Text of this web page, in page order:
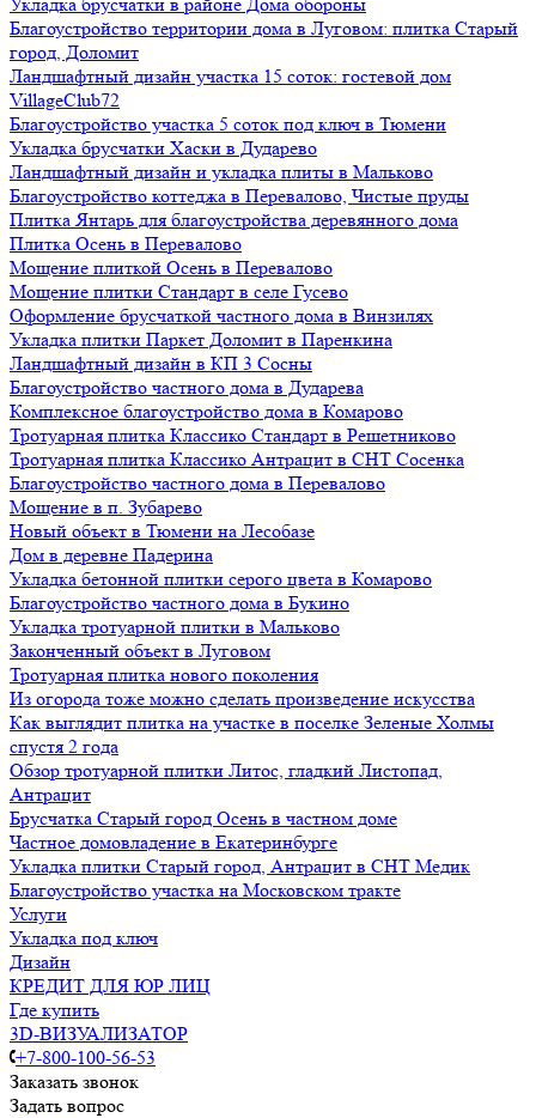
Благоустройство территории дома в Луговом: плитка Старый
город, Доломит
Ландшафтный дизайн участка 15 соток: гостевой дом
VillageClub72
Благоустройство участка 5 соток под ключ в Тюмени
Укладка брусчатки Хаски в Дударево
Ландшафтный дизайн и укладка плиты в Мальково
Благоустройство коттеджа в Перевалово, Чистые пруды
Плитка Янтарь для благоустройства деревянного дома
Плитка Осень в Перевалово
Мощение плиткой Осень в Перевалово
Мощение плитки Стандарт в селе Гусево
Оформление брусчаткой частного дома в Винзилях
Укладка плитки Паркет Доломит в Паренкина
Ландшафтный дизайн в КП 3 Сосны
Благоустройство частного дома в Дударева
Комплексное благоустройство дома в Комарово
Тротуарная плитка Классико Стандарт в Решетниково
Тротуарная плитка Классико Антрацит в СНТ Сосенка
Благоустройство частного дома в Перевалово
Мощение в п. Зубарево
Новый объект в Тюмени на Лесобазе
Дом в деревне Падерина
Укладка бетонной плитки серого цвета в Комарово
Благоустройство частного дома в Букино
Укладка тротуарной плитки в Мальково
Законченный объект в Луговом
Тротуарная плитка нового поколения
Из огорода тоже можно сделать произведение искусства
Как выглядит плитка на участке в поселке Зеленые Холмы
спустя 2 года
Обзор тротуарной плитки Литос, гладкий Листопад,
Антрацит
Брусчатка Старый город Осень в частном доме
Частное домовладение в Екатеринбурге
Укладка плитки Старый город, Антрацит в СНТ Медик
Благоустройство участка на Московском тракте
Услуги
Укладка под ключ
Дизайн
КРЕДИТ ДЛЯ ЮР ЛИЦ
Где купить
3D-ВИЗУАЛИЗАТОР
+7-800-100-56-53
Заказать звонок
Задать вопрос